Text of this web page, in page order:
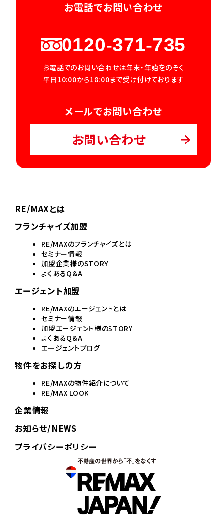
お電話でお問い合わせ
0120-371-735
お電話でのお問い合わせは年末・年始をのぞく
平日10:00から18:00まで受け付けております
メールでお問い合わせ
お問い合わせ
RE/MAXとは
フランチャイズ加盟
RE/MAXのフランチャイズとは
セミナー情報
加盟企業様のSTORY
よくあるQ&A
エージェント加盟
RE/MAXのエージェントとは
セミナー情報
加盟エージェント様のSTORY
よくあるQ&A
エージェントブログ
物件をお探しの方
RE/MAXの物件紹介について
RE/MAX LOOK
企業情報
お知らせ/NEWS
プライバシーポリシー